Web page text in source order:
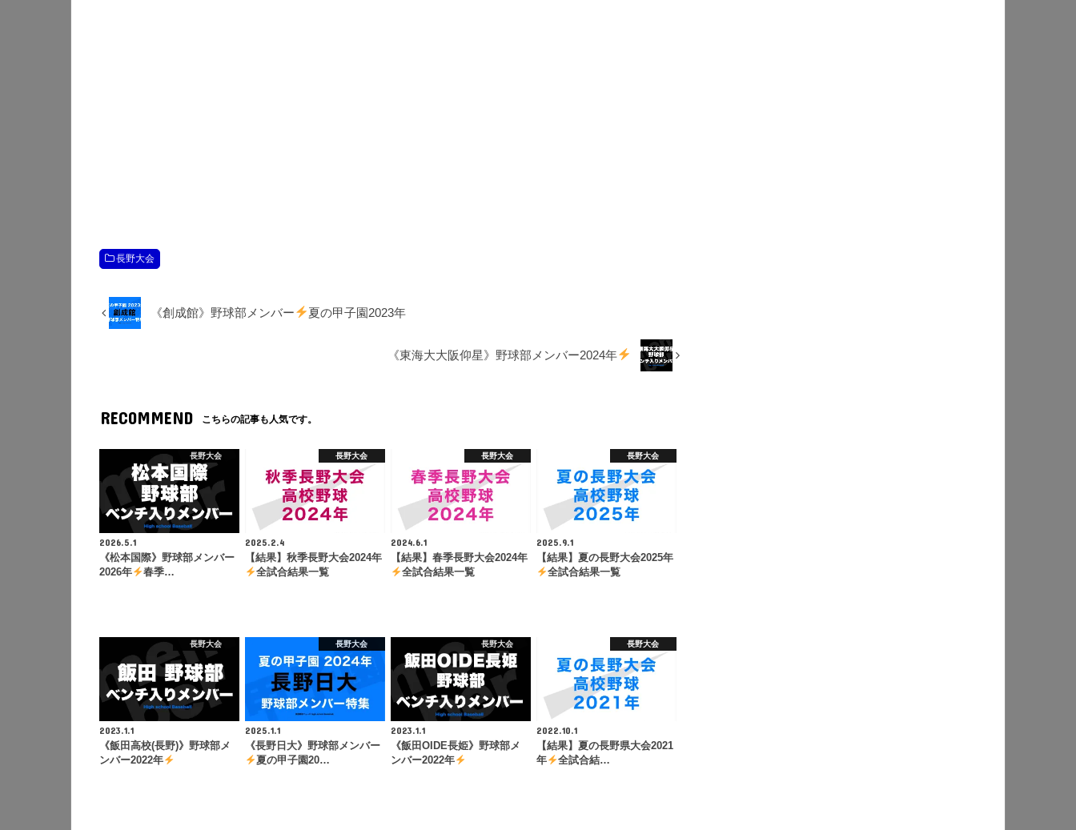
長野大会
《創成館》野球部メンバー 夏の甲子園2023年
《東海大大阪仰星》野球部メンバー2024年
RECOMMEND こちらの記事も人気です。
長野大会
2026.5.1
《松本国際》野球部メンバー
2026年
春季…
長野大会
2025.2.4
【結果】秋季長野大会2024年
全試合結果一覧
長野大会
2024.6.1
【結果】春季長野大会2024年
全試合結果一覧
長野大会
2025.9.1
【結果】夏の長野大会2025年
全試合結果一覧
長野大会
2023.1.1
《飯田高校(長野)》野球部メ
ンバー2022年
長野大会
2025.1.1
《長野日大》野球部メンバー
夏の甲子園20…
長野大会
2023.1.1
《飯田OIDE長姫》野球部メ
ンバー2022年
長野大会
2022.10.1
【結果】夏の長野県大会2021
年
全試合結…